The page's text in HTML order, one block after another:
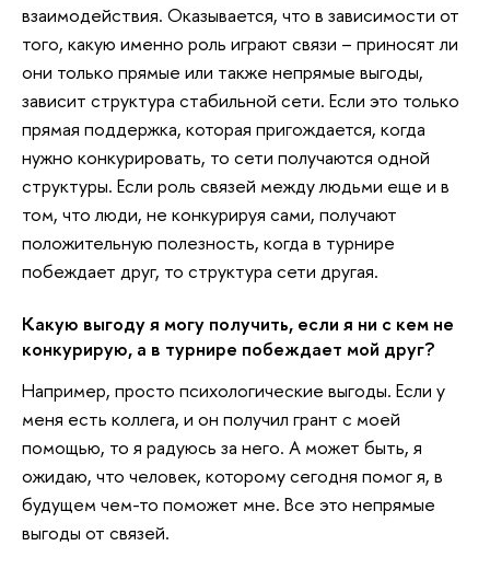
взаимодействия. Оказывается, что в зависимости от
того, какую именно роль играют связи – приносят ли
они только прямые или также непрямые выгоды,
зависит структура стабильной сети. Если это только
прямая поддержка, которая пригождается, когда
нужно конкурировать, то сети получаются одной
структуры. Если роль связей между людьми еще и в
том, что люди, не конкурируя сами, получают
положительную полезность, когда в турнире
побеждает друг, то структура сети другая.
Какую выгоду я могу получить, если я ни с кем не
конкурирую, а в турнире побеждает мой друг?
Например, просто психологические выгоды. Если у
меня есть коллега, и он получил грант с моей
помощью, то я радуюсь за него. А может быть, я
ожидаю, что человек, которому сегодня помог я, в
будущем чем-то поможет мне. Все это непрямые
выгоды от связей.